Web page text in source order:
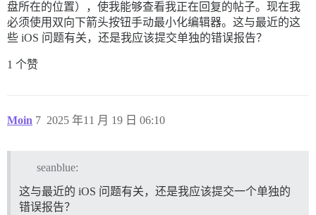
盘所在的位置），使我能够查看我正在回复的帖子。现在我
必须使用双向下箭头按钮手动最小化编辑器。这与最近的这
些 iOS 问题有关，还是我应该提交单独的错误报告？
1 个赞
Moin 2025 年11 月 19 日 06:10
7
seanblue:
这与最近的 iOS 问题有关，还是我应该提交一个单独的
错误报告？